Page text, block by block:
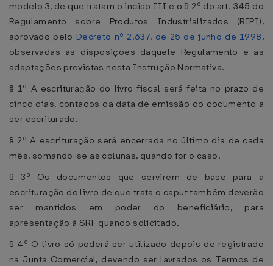
modelo 3, de que tratam o inciso III e o § 2º do art. 345 do
Regulamento sobre Produtos Industrializados (RIPI),
aprovado pelo Decreto nº 2.637, de 25 de junho de 1998,
observadas as disposições daquele Regulamento e as
adaptações previstas nesta Instrução Normativa.
§ 1º A escrituração do livro fiscal será feita no prazo de
cinco dias, contados da data de emissão do documento a
ser escriturado.
§ 2º A escrituração será encerrada no último dia de cada
mês, somando-se as colunas, quando for o caso.
§ 3º Os documentos que servirem de base para a
escrituração do livro de que trata o caput também deverão
ser mantidos em poder do beneficiário, para
apresentação à SRF quando solicitado.
§ 4º O livro só poderá ser utilizado depois de registrado
na Junta Comercial, devendo ser lavrados os Termos de